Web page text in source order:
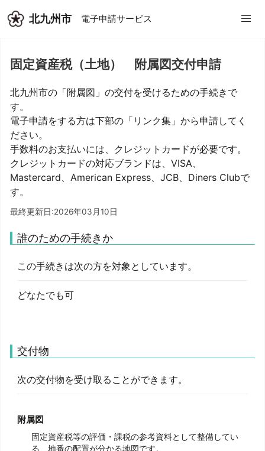
北九州市 電子申請サービス
固定資産税（土地） 附属図交付申請
北九州市の「附属図」の交付を受けるための手続きで
す。
電子申請をする方は下部の「リンク集」から申請してく
ださい。
手数料のお支払いには、クレジットカードが必要です。
クレジットカードの対応ブランドは、VISA、
Mastercard、American Express、JCB、Diners Clubで
す。
最終更新日:2026年03月10日
誰のための手続きか
この手続きは次の方を対象としています。
どなたでも可
交付物
次の交付物を受け取ることができます。
附属図
固定資産税等の評価・課税の参考資料として整備してい